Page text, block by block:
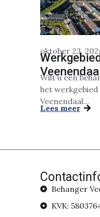
oktober 23,
Veenendaal
Wilt u een
het werkgebied
Veenendaal...
Lees meer
Behanger
KVK: